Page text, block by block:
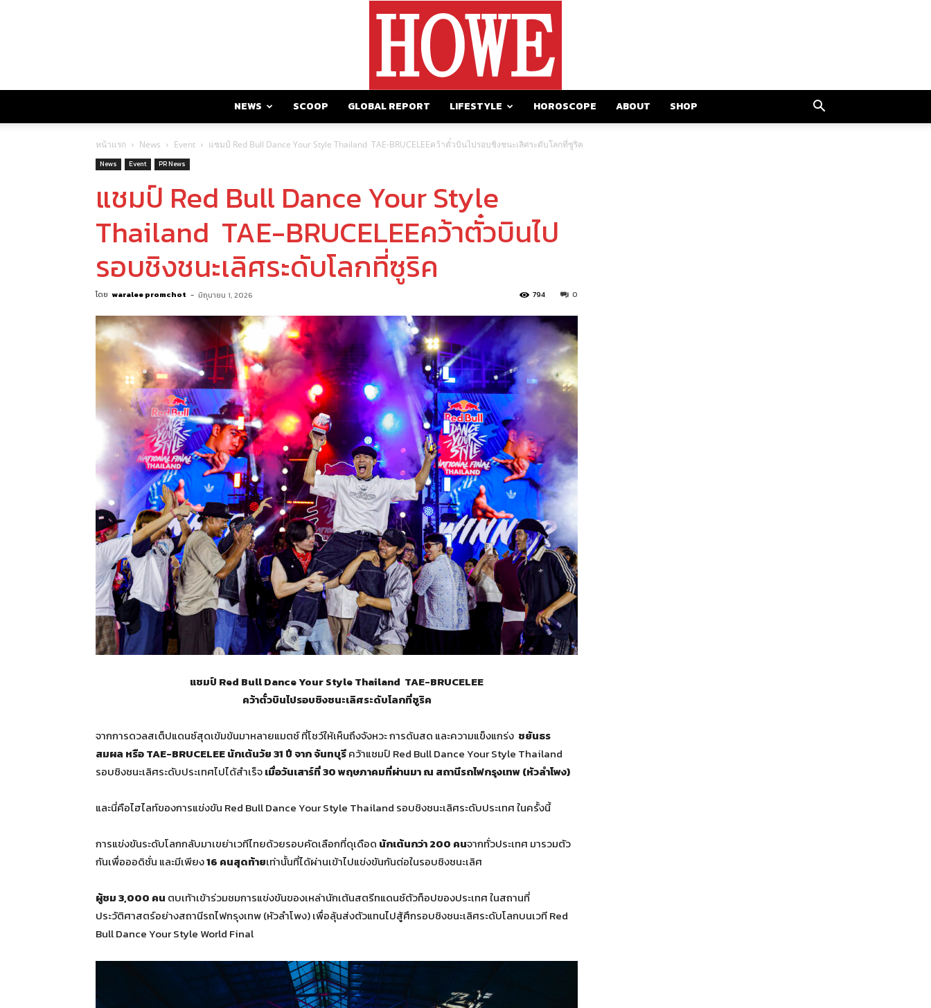
NEWS SCOOP GLOBAL REPORT LIFESTYLE HOROSCOPE ABOUT SHOP
หน้าแรก News Event แชมป์ Red Bull Dance Your Style Thailand TAE-BRUCELEEคว้าตั๋วบินไปรอบชิงชนะเลิศระดับโลกที่ซูริค
News Event PR News
แชมป์ Red Bull Dance Your Style
Thailand TAE-BRUCELEEคว้าตั๋วบินไป
รอบชิงชนะเลิศระดับโลกที่ซูริค
โดย waralee promchot - มิถุนายน 1, 2026 0
794
แชมป์ Red Bull Dance Your Style Thailand TAE-BRUCELEE
คว้าตั๋วบินไปรอบชิงชนะเลิศระดับโลกที่ซูริค
จากการดวลสเต็ปแดนซ์สุดเข้มข้นมาหลายแมตช์ ที่โชว์ให้เห็นถึงจังหวะ การด้นสด และความแข็งแกร่ง ชยันธร
สมผล หรือ TAE-BRUCELEE นักเต้นวัย 31 ปี จาก จันทบุรีคว้าแชมป์ Red Bull Dance Your Style Thailand
รอบชิงชนะเลิศระดับประเทศไปได้สำเร็จเมื่อวันเสาร์ที่ 30 พฤษภาคมที่ผ่านมา ณ สถานีรถไฟกรุงเทพ (หัวลำโพง)
และนี่คือไฮไลท์ของการแข่งขัน Red Bull Dance Your Style Thailand รอบชิงชนะเลิศระดับประเทศ ในครั้งนี้
การแข่งขันระดับโลกกลับมาเขย่าเวทีไทยด้วยรอบคัดเลือกที่ดุเดือด นักเต้นกว่า 200 คนจากทั่วประเทศ มารวมตัว
กันเพื่อออดิชั่น และมีเพียง16 คนสุดท้ายเท่านั้นที่ได้ผ่านเข้าไปแข่งขันกันต่อในรอบชิงชนะเลิศ
ผู้ชม 3,000 คน ตบเท้าเข้าร่วมชมการแข่งขันของเหล่านักเต้นสตรีทแดนซ์ตัวท็อปของประเทศ ในสถานที่
ประวัติศาสตร์อย่างสถานีรถไฟกรุงเทพ (หัวลำโพง) เพื่อลุ้นส่งตัวแทนไปสู้ศึกรอบชิงชนะเลิศระดับโลกบนเวที Red
Bull Dance Your Style World Final